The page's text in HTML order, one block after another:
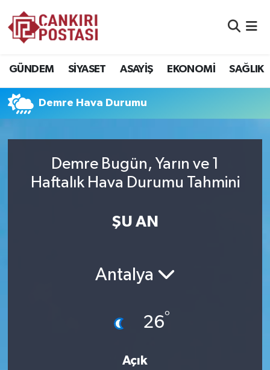
GÜNDEM SİYASET ASAYİŞ EKONOMİ SAĞLIK
Demre Hava Durumu
Demre Bugün, Yarın ve 1
Haftalık Hava Durumu Tahmini
ŞU AN
Antalya
26°
Açık
ASAYİŞ
EKONOMİ
SAĞLIK
Namaz Vakitleri
Trafik Durumu
Süper Lig Puan Durumu ve Fikstür
Son Dakika Haberleri